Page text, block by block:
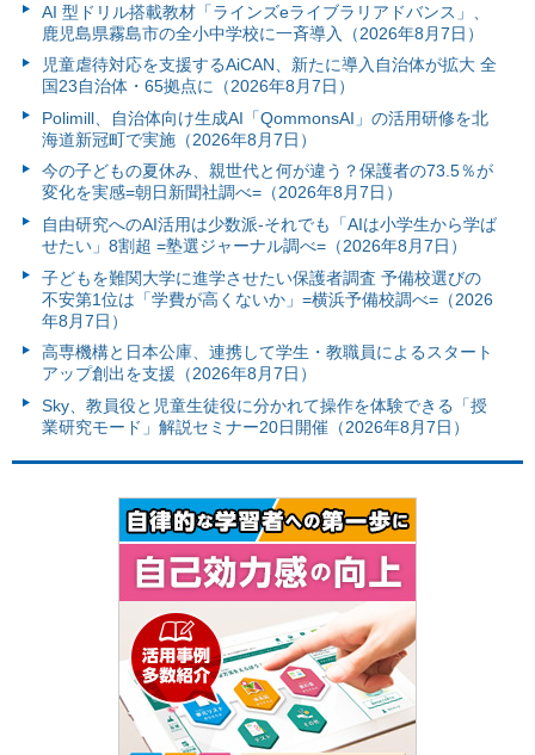
AI 型ドリル搭載教材「ラインズeライブラリアドバンス」、
鹿児島県霧島市の全小中学校に一斉導入（2026年8月7日）
児童虐待対応を支援するAiCAN、新たに導入自治体が拡大 全
国23自治体・65拠点に（2026年8月7日）
Polimill、自治体向け生成AI「QommonsAI」の活用研修を北
海道新冠町で実施（2026年8月7日）
今の子どもの夏休み、親世代と何が違う？保護者の73.5％が
変化を実感=朝日新聞社調べ=（2026年8月7日）
自由研究へのAI活用は少数派-それでも「AIは小学生から学ば
せたい」8割超 =塾選ジャーナル調べ=（2026年8月7日）
子どもを難関大学に進学させたい保護者調査 予備校選びの
不安第1位は「学費が高くないか」=横浜予備校調べ=（2026
年8月7日）
高専機構と日本公庫、連携して学生・教職員によるスタート
アップ創出を支援（2026年8月7日）
Sky、教員役と児童生徒役に分かれて操作を体験できる「授
業研究モード」解説セミナー20日開催（2026年8月7日）